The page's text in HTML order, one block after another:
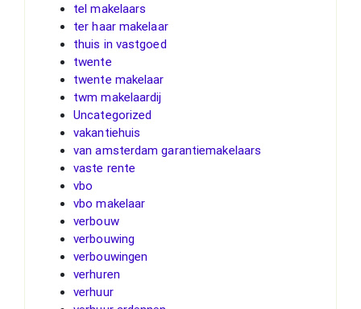
tel makelaars
ter haar makelaar
thuis in vastgoed
twente
twente makelaar
twm makelaardij
Uncategorized
vakantiehuis
van amsterdam garantiemakelaars
vaste rente
vbo
vbo makelaar
verbouw
verbouwing
verbouwingen
verhuren
verhuur